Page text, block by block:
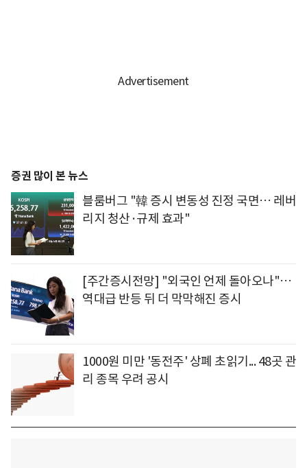
증권 많이 본 뉴스
블룸버그 "韓 증시 변동성 진정 국면… 레버
리지 청산·규제 효과"
[주간증시전망] "외국인 언제 돌아오나"…
역대급 반등 뒤 더 막막해진 증시
1000원 미만 '동전주' 상폐 초읽기... 48곳 관
리 종목 우려 공시